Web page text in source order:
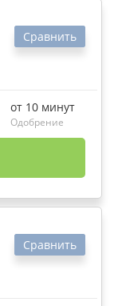
Сравнить
от 10 минут
Одобрение
Сравнить